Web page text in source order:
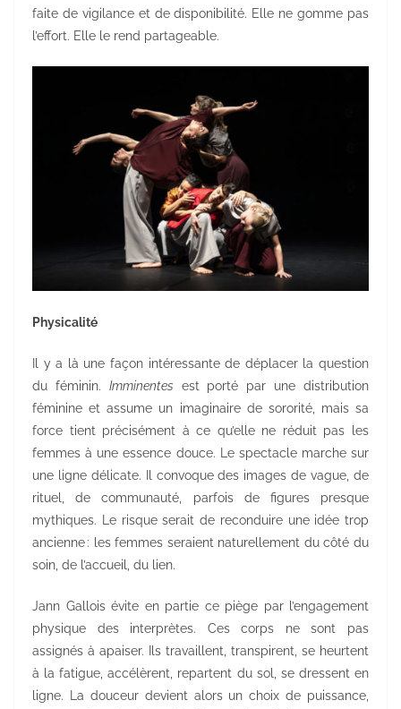
faite de vigilance et de disponibilité. Elle ne gomme pas
l’effort. Elle le rend partageable.
Physicalité
Il y a là une façon intéressante de déplacer la question
du féminin. Imminentes est porté par une distribution
féminine et assume un imaginaire de sororité, mais sa
force tient précisément à ce qu’elle ne réduit pas les
femmes à une essence douce. Le spectacle marche sur
une ligne délicate. Il convoque des images de vague, de
rituel, de communauté, parfois de figures presque
mythiques. Le risque serait de reconduire une idée trop
ancienne : les femmes seraient naturellement du côté du
soin, de l’accueil, du lien.
Jann Gallois évite en partie ce piège par l’engagement
physique des interprètes. Ces corps ne sont pas
assignés à apaiser. Ils travaillent, transpirent, se heurtent
à la fatigue, accélèrent, repartent du sol, se dressent en
ligne. La douceur devient alors un choix de puissance,